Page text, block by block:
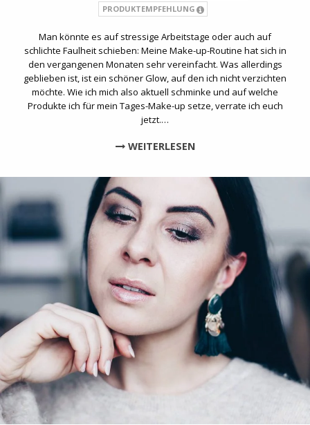
PRODUKTEMPFEHLUNG
Man könnte es auf stressige Arbeitstage oder auch auf
schlichte Faulheit schieben: Meine Make-up-Routine hat sich in
den vergangenen Monaten sehr vereinfacht. Was allerdings
geblieben ist, ist ein schöner Glow, auf den ich nicht verzichten
möchte. Wie ich mich also aktuell schminke und auf welche
Produkte ich für mein Tages-Make-up setze, verrate ich euch
jetzt.…
WEITERLESEN